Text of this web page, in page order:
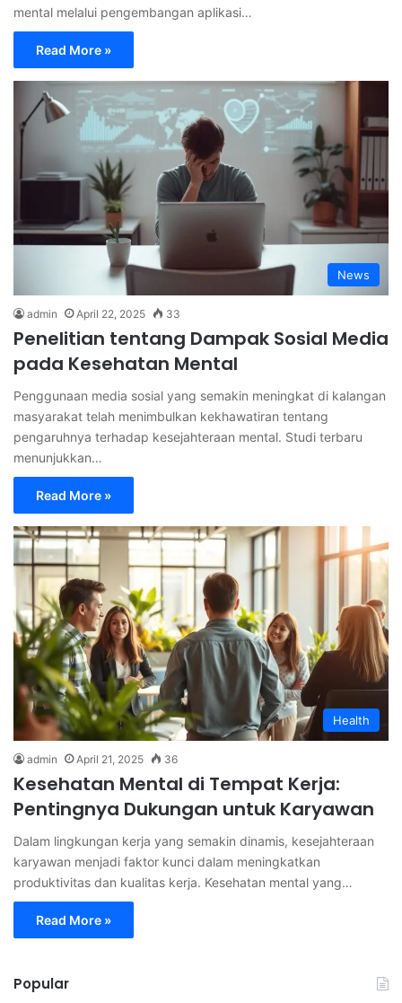
mental melalui pengembangan aplikasi…
Read More »
News
admin April 22, 2025 33
Penelitian tentang Dampak Sosial Media
pada Kesehatan Mental
Penggunaan media sosial yang semakin meningkat di kalangan
masyarakat telah menimbulkan kekhawatiran tentang
pengaruhnya terhadap kesejahteraan mental. Studi terbaru
menunjukkan…
Read More »
Health
admin April 21, 2025 36
Kesehatan Mental di Tempat Kerja:
Pentingnya Dukungan untuk Karyawan
Dalam lingkungan kerja yang semakin dinamis, kesejahteraan
karyawan menjadi faktor kunci dalam meningkatkan
produktivitas dan kualitas kerja. Kesehatan mental yang…
Read More »
Popular